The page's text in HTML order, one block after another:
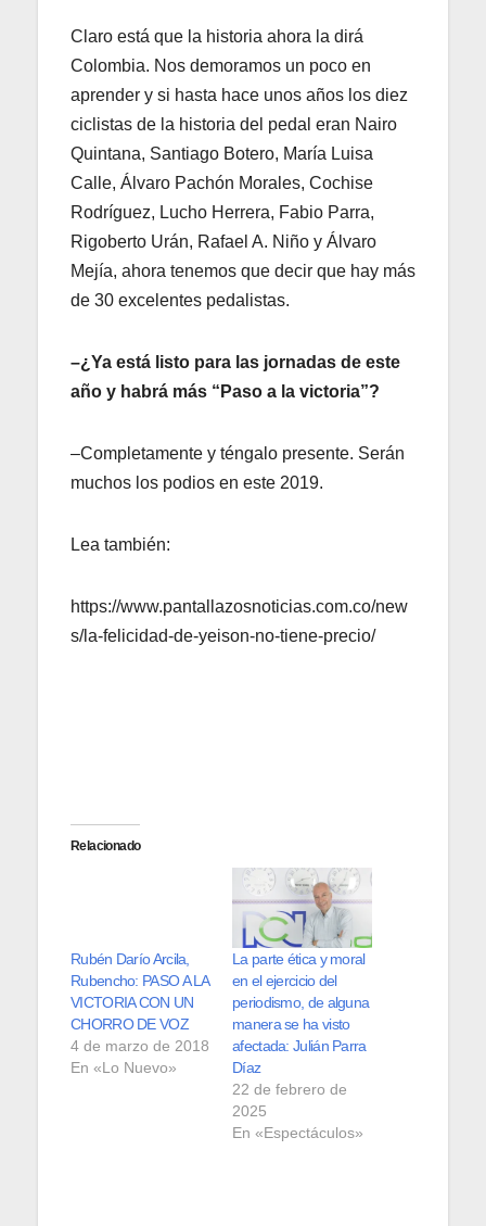
Claro está que la historia ahora la dirá
Colombia. Nos demoramos un poco en
aprender y si hasta hace unos años los diez
ciclistas de la historia del pedal eran Nairo
Quintana, Santiago Botero, María Luisa
Calle, Álvaro Pachón Morales, Cochise
Rodríguez, Lucho Herrera, Fabio Parra,
Rigoberto Urán, Rafael A. Niño y Álvaro
Mejía, ahora tenemos que decir que hay más
de 30 excelentes pedalistas.
–¿Ya está listo para las jornadas de este
año y habrá más “Paso a la victoria”?
–Completamente y téngalo presente. Serán
muchos los podios en este 2019.
Lea también:
https://www.pantallazosnoticias.com.co/new
s/la-felicidad-de-yeison-no-tiene-precio/
Relacionado
Rubén Darío Arcila,
Rubencho: PASO A LA
VICTORIA CON UN
CHORRO DE VOZ
4 de marzo de 2018
En «Lo Nuevo»
La parte ética y moral
en el ejercicio del
periodismo, de alguna
manera se ha visto
afectada: Julián Parra
Díaz
22 de febrero de
2025
En «Espectáculos»